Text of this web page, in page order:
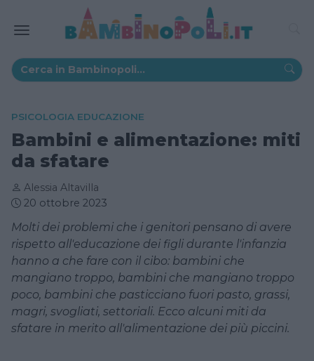
PSICOLOGIA EDUCAZIONE
Bambini e alimentazione: miti
da sfatare
Alessia Altavilla
20 ottobre 2023
Molti dei problemi che i genitori pensano di avere
rispetto all'educazione dei figli durante l'infanzia
hanno a che fare con il cibo: bambini che
mangiano troppo, bambini che mangiano troppo
poco, bambini che pasticciano fuori pasto, grassi,
magri, svogliati, settoriali. Ecco alcuni miti da
sfatare in merito all'alimentazione dei più piccini.